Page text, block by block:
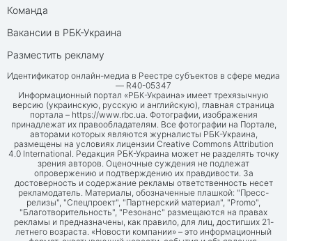
Команда
Вакансии в РБК-Украина
Разместить рекламу
Идентификатор онлайн-медиа в Реестре субъектов в сфере медиа
— R40-05347
Информационный портал «РБК-Украина» имеет трехязычную
версию (украинскую, русскую и английскую), главная страница
портала – https://www.rbc.ua. Фотографии, изображения
принадлежат их правообладателям. Все фотографии на Портале,
авторами которых являются журналисты РБК-Украина,
размещены на условиях лицензии Creative Commons Attribution
4.0 International. Редакция РБК-Украина может не разделять точку
зрения авторов. Оценочные суждения не подлежат
опровержению и подтверждению их правдивости. За
достоверность и содержание рекламы ответственность несет
рекламодатель. Материалы, обозначенные плашкой: "Пресс-
релизы", "Спецпроект", "Партнерский материал", "Promo",
"Благотворительность", "Резонанс" размещаются на правах
рекламы и предназначены, как правило, для лиц, достигших 21-
летнего возраста. «Новости компании» – это информационный